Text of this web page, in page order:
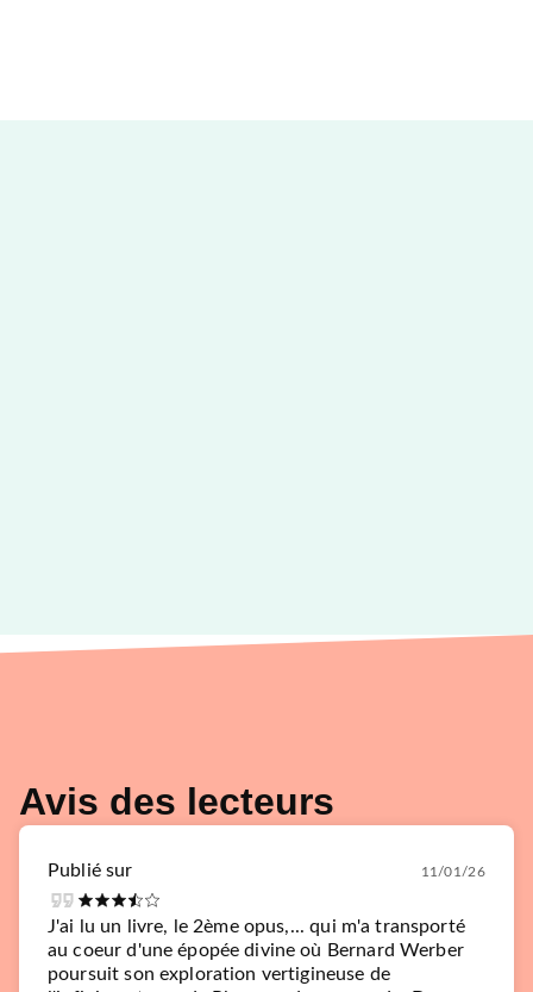
Avis des lecteurs
Publié sur 11/01/26
J'ai lu un livre, le 2ème opus,... qui m'a transporté
au coeur d'une épopée divine où Bernard Werber
poursuit son exploration vertigineuse de